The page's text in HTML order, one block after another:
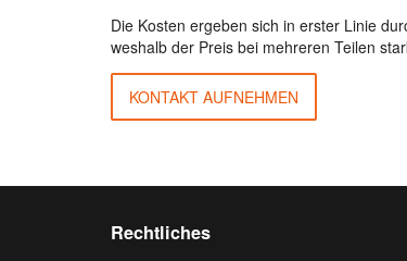
Die Kosten ergeben sich in erster Linie
weshalb der Preis bei mehreren Teilen
KONTAKT AUFNEHMEN
Rechtliches